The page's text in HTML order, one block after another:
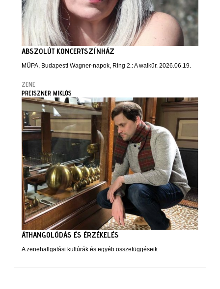
ABSZOLÚT KONCERTSZÍNHÁZ
MÜPA, Budapesti Wagner-napok, Ring 2.: A walkür. 2026.06.19.
ZENE
PREISZNER MIKLÓS
ÁTHANGOLÓDÁS ÉS ÉRZÉKELÉS
A zenehallgatási kultúrák és egyéb összefüggéseik